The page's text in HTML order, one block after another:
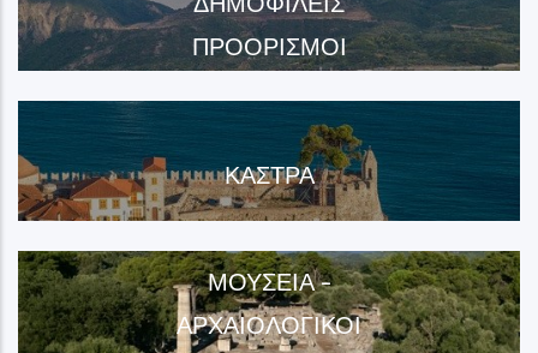
ΠΡΟΟΡΙΣΜΟΊ
ΚΆΣΤΡΑ
ΜΟΥΣΕΊΑ -
ΑΡΧΑΙΟΛΟΓΙΚΟΊ